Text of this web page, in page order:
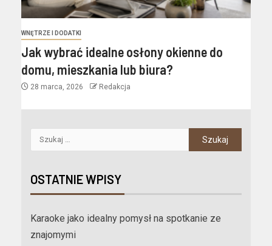
WNĘTRZE I DODATKI
Jak wybrać idealne osłony okienne do
domu, mieszkania lub biura?
28 marca, 2026 Redakcja
OSTATNIE WPISY
Karaoke jako idealny pomysł na spotkanie ze
znajomymi